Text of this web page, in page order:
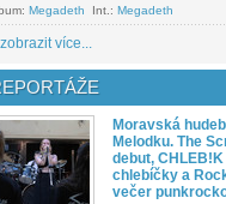
Megadeth Int.: Megadeth
zobrazit více...
Moravská
Melodku. The
debut,
chlebíčky a
večer